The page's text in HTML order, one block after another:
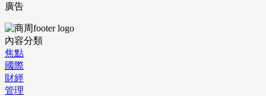
廣告
內容分類
焦點
國際
財經
管理